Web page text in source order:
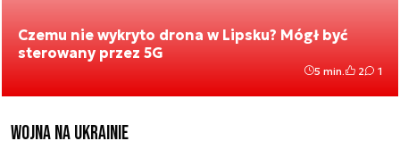
Czemu nie wykryto drona w Lipsku? Mógł być
sterowany przez 5G
5 min. 2 1
Wojna na Ukrainie